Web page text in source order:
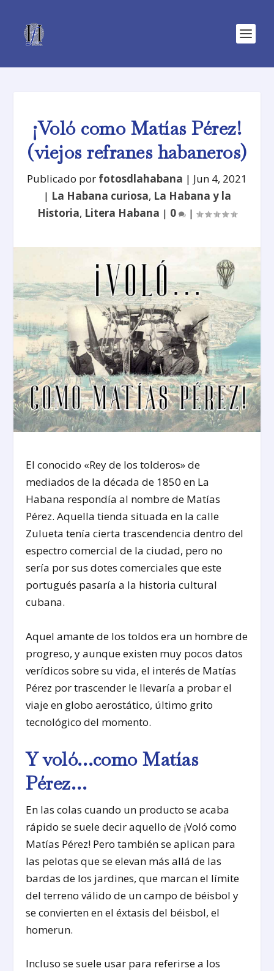
¡Voló como Matías Pérez!
(viejos refranes habaneros)
Publicado por fotosdlahabana | Jun 4, 2021
| La Habana curiosa, La Habana y la
Historia, Litera Habana | 0 |
El conocido «Rey de los tolderos» de
mediados de la década de 1850 en La
Habana respondía al nombre de Matías
Pérez. Aquella tienda situada en la calle
Zulueta tenía cierta trascendencia dentro del
espectro comercial de la ciudad, pero no
sería por sus dotes comerciales que este
portugués pasaría a la historia cultural
cubana.
Aquel amante de los toldos era un hombre de
progreso, y aunque existen muy pocos datos
verídicos sobre su vida, el interés de Matías
Pérez por trascender le llevaría a probar el
viaje en globo aerostático, último grito
tecnológico del momento.
Y voló…como Matías
Pérez…
En las colas cuando un producto se acaba
rápido se suele decir aquello de ¡Voló como
Matías Pérez! Pero también se aplican para
las pelotas que se elevan más allá de las
bardas de los jardines, que marcan el límite
del terreno válido de un campo de béisbol y
se convierten en el éxtasis del béisbol, el
homerun.
Incluso se suele usar para referirse a los